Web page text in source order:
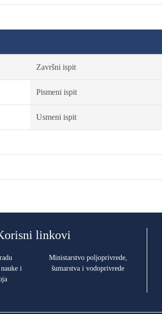
Završni ispit
Pismeni ispit
Usmeni ispit
linkovi
i
Ministarstvo poljoprivrede,
šumarstva i vodoprivrede